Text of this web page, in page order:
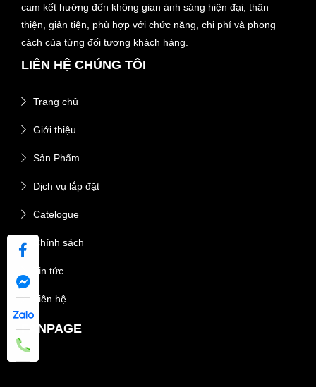
cam kết hướng đến không gian ánh sáng hiện đại, thân
thiện, giản tiện, phù hợp với chức năng, chi phí và phong
cách của từng đối tượng khách hàng.
LIÊN HỆ CHÚNG TÔI
Trang chủ
Giới thiệu
Sản Phẩm
Dịch vụ lắp đặt
Catelogue
Chính sách
Tin tức
Liên hệ
FANPAGE